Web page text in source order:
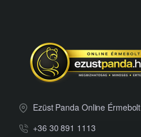
Ezüst Panda Online Érmebolt
+36 30 891 1113